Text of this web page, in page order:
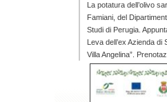
La potatura dell’olivo
Famiani, del
Studi di Perugia.
Leva dell’ex Azienda
Villa Angelina”.